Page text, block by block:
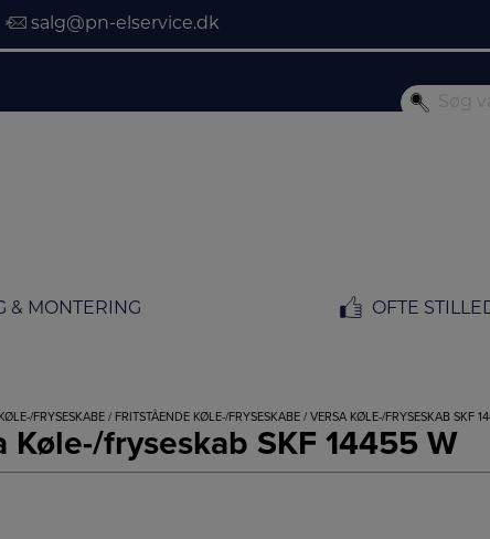
salg@pn-elservice.dk
& MONTERING OFTE
KØLE-/FRYSESKABE / FRITSTÅENDE KØLE-/FRYSESKABE / VERSA KØLE-/FRYSESKAB SKF
Køle-/fryseskab SKF 14455 W